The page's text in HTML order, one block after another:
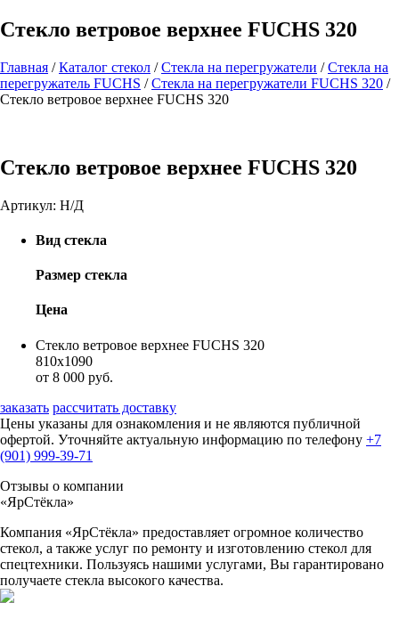
Стекло ветровое верхнее FUCHS 320
Главная /Каталог стекол /Стекла на перегружатели /Стекла на
перегружатель FUCHS /Стекла на перегружатели FUCHS 320 /
Стекло ветровое верхнее FUCHS 320
Стекло ветровое верхнее FUCHS 320
Артикул: Н/Д
Вид стекла
Размер стекла
Цена
Стекло ветровое верхнее FUCHS 320
810х1090
от 8 000 руб.
заказать рассчитать доставку
Цены указаны для ознакомления и не являются публичной
офертой. Уточняйте актуальную информацию по телефону +7
(901) 999-39-71
Отзывы о компании
«ЯрСтёкла»
Компания «ЯрСтёкла» предоставляет огромное количество
стекол, а также услуг по ремонту и изготовлению стекол для
спецтехники. Пользуясь нашими услугами, Вы гарантировано
получаете стекла высокого качества.